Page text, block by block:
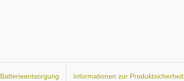
Batterieentsorgung Informationen zur Produktsicherheit